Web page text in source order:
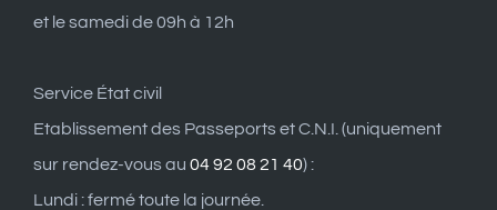
et le samedi de 09h à 12h
Service État civil
Etablissement des Passeports et C.N.I. (uniquement
sur rendez-vous au 04 92 08 21 40) :
Lundi : fermé toute la journée.